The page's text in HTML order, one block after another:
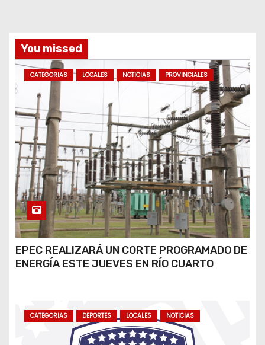
s
You missed
CATEGORIAS LOCALES NOTICIAS PROVINCIALES
EPEC REALIZARÁ UN CORTE PROGRAMADO DE
ENERGÍA ESTE JUEVES EN RÍO CUARTO
CATEGORIAS DEPORTES LOCALES NOTICIAS